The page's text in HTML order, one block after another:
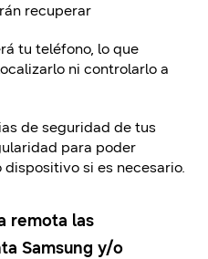
recuperar
tu teléfono, lo que
ni controlarlo a
de seguridad de tus
para poder
si es necesario.
remota las
Samsung y/o